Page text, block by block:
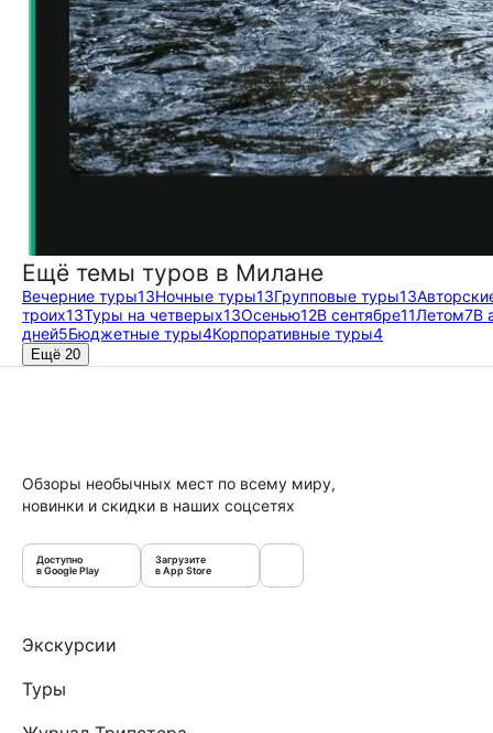
Ещё темы туров в Милане
Вечерние туры13Ночные туры13Групповые туры13
троих13Туры на четверых13Осенью12В сентябре11Летом7В
дней5Бюджетные туры4Корпоративные туры4
Ещё 20
Обзоры необычных мест по всему миру,
новинки и скидки в наших соцсетях
Доступно
в Google Play
Загрузите
в App Store
Экскурсии
Туры